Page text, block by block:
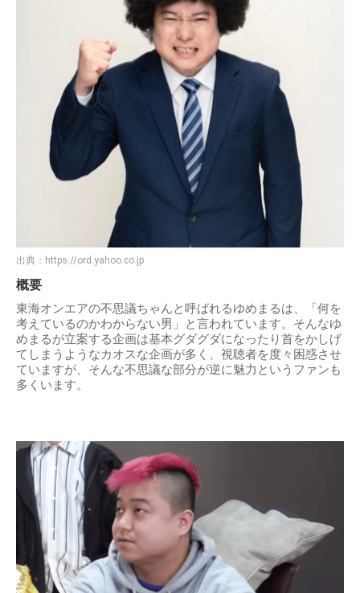
出典： https://ord.yahoo.co.jp
概要
東海オンエアの不思議ちゃんと呼ばれるゆめまるは、「何を
考えているのかわからない男」と言われています。そんなゆ
めまるが立案する企画は基本グダグダになったり首をかしげ
てしまうようなカオスな企画が多く、視聴者を度々困惑させ
ていますが、そんな不思議な部分が逆に魅力というファンも
多くいます。